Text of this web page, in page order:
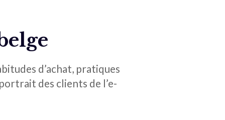
d’achat, pratiques
des clients de l’e-